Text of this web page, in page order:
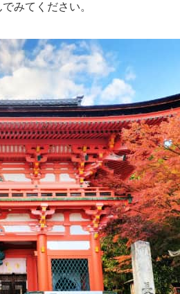
みてください。